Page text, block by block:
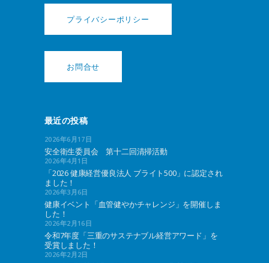
プライバシーポリシー
お問合せ
最近の投稿
2026年6月17日
安全衛生委員会 第十二回清掃活動
2026年4月1日
「2026 健康経営優良法人 ブライト500」に認定され
ました！
2026年3月6日
健康イベント「血管健やかチャレンジ」を開催しま
した！
2026年2月16日
令和7年度「三重のサステナブル経営アワード」を
受賞しました！
2026年2月2日